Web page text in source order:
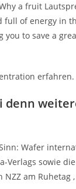
a fruit
of energy in
to save a
erfahren.
denn
Wafer
Verlags sowie
am Ruhetag